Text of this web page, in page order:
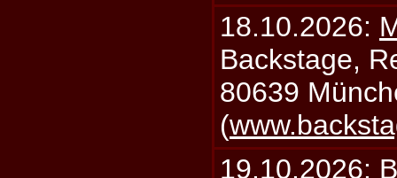
18.10.2026:
Backstage,
80639
(
19.10.2026: